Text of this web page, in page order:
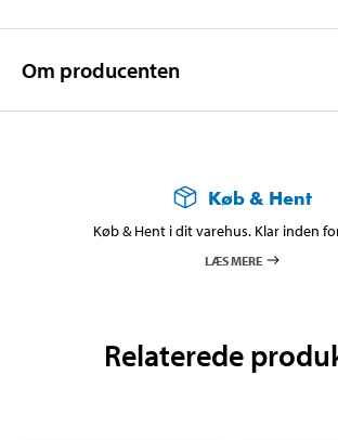
Om producenten
Køb & Hent
Køb & Hent i dit varehus. Klar inden
LÆS MERE
Relaterede